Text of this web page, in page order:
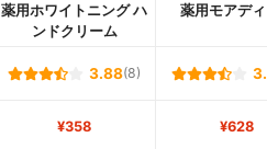
薬用ホワイトニング ハ
ンドクリーム
薬用モアデ
3.88(8)
¥358 ¥628